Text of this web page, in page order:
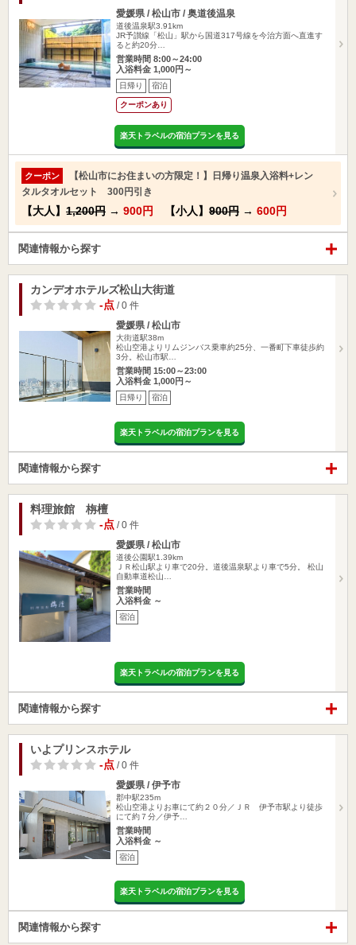
愛媛県 / 松山市 / 奥道後温泉
道後温泉駅3.91km
JR予讃線「松山」駅から国道317号線を今治方面へ直進す
ると約20分…
営業時間 8:00～24:00
入浴料金 1,000円～
日帰り 宿泊
クーポンあり
楽天トラベルの宿泊プランを見る
クーポン
【松山市にお住まいの方限定！】日帰り温泉入浴料+レン
タルタオルセット 300円引き
【大人】 1,200円 → 900円 【小人】 900円 → 600円
関連情報から探す
カンデオホテルズ松山大街道
-点 / 0 件
愛媛県 / 松山市
大街道駅38m
松山空港よりリムジンバス乗車約25分、一番町下車徒歩約
3分。松山市駅…
営業時間 15:00～23:00
入浴料金 1,000円～
日帰り 宿泊
楽天トラベルの宿泊プランを見る
関連情報から探す
料理旅館 栴檀
-点 / 0 件
愛媛県 / 松山市
道後公園駅1.39km
ＪＲ松山駅より車で20分。道後温泉駅より車で5分。 松山
自動車道松山…
営業時間
入浴料金 ～
宿泊
楽天トラベルの宿泊プランを見る
関連情報から探す
いよプリンスホテル
-点 / 0 件
愛媛県 / 伊予市
郡中駅235m
松山空港よりお車にて約２０分／ＪＲ 伊予市駅より徒歩
にて約７分／伊予…
営業時間
入浴料金 ～
宿泊
楽天トラベルの宿泊プランを見る
関連情報から探す